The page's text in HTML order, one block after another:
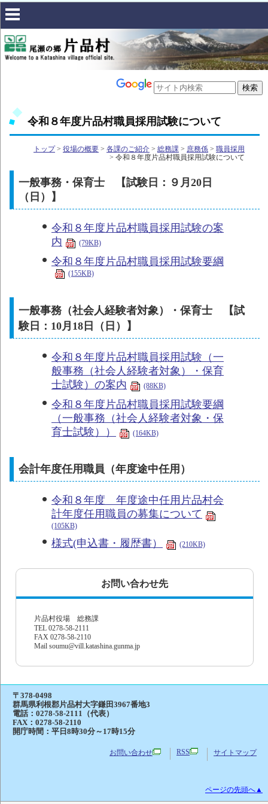
令和８年度片品村職員採用試験について
トップ> 役場の概要 > 各課のご紹介 > 総務課 > 庶務係 > 職員採用
> 令和８年度片品村職員採用試験について
一般事務・保育士 【試験日：９月20日
（日）】
令和８年度片品村職員採用試験の案
内
(79KB)
令和８年度片品村職員採用試験要綱
(155KB)
​一般事務（社会人経験者対象）・保育士 【試
験日：10月18日（日）】
令和８年度片品村職員採用試験（一
般事務（社会人経験者対象）・保育
士試験）の案内
(88KB)
令和８年度片品村職員採用試験要綱
（一般事務（社会人経験者対象・保
育士試験））
(164KB)
会計年度任用職員（年度途中任用）
令和８年度 年度途中任用片品村会
計年度任用職員の募集について
(105KB)
様式(申込書・履歴書） (210KB)
お問い合わせ先
片品村役場 総務課
TEL 0278-58-2111
FAX 0278-58-2110
Mail soumu@vill.katashina.gunma.jp
〒378-0498
群馬県利根郡片品村大字鎌田3967番地3
電話： 0278-58-2111（代表）
FAX：0278-58-2110
開庁時間：平日8時30分～17時15分
お問い合わせ RSS サイトマップ
ページの先頭へ▲